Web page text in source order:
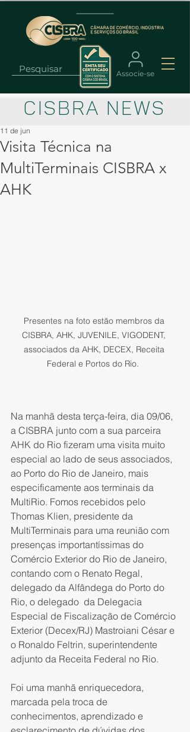
Associe-se
CISBRA NEWS
Visita Técnica na
MultiTerminais CISBRA x
AHK
11 de jun
Presentes na foto estão membros da
CISBRA, AHK, JUVENILE, VIGODENT,
associados da AHK, DECEX, Receita
Federal e Portos do Rio.
Na manhã desta terça-feira, dia 09/06,
a CISBRA junto com a sua parceira
AHK do Rio fizeram uma visita muito
especial ao lado de seus associados,
ao Porto do Rio de Janeiro, mais
especificamente aos terminais da
MultiRio. Fomos recebidos pelo
Thomas Klien, presidente da
MultiTerminais para uma reunião com
presenças importantíssimas do
Comércio Exterior do Rio de Janeiro,
contando com o Renato Regal,
delegado da Alfândega do Porto do
Rio, o delegado  da Delegacia
Especial de Fiscalização de Comércio
Exterior (Decex/RJ) Mastroiani César e
o Ronaldo Feltrin, superintendente
adjunto da Receita Federal no Rio.
Foi uma manhã enriquecedora,
marcada pela troca de
conhecimentos, aprendizado e